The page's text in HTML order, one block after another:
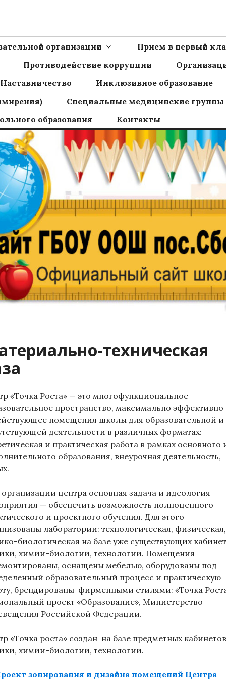
пос.Сборный
организации
Прием в первый
Противодействие коррупции
Наставничество
Инклюзивное образование
Специальные медицинские группы
образования
Контакты
техническая
«Точка Роста» — это многофункци­ональное
пространство, максимально эффективно
помещения школы для образовательной и
деятельности в различных форматах:
и практическая работа в рамках основного
образования, внеурочная деятельность,
центра основная задача и идеология
— обеспечить возмож­ность полноценного
и проектного обучения. Для этого
лаборатории: технологическая, физическая,
биологическая на базе уже существующих
химии-биологии, технологии. Помещения
оснащены мебелью, оборудованы под
об­разовательный процесс и практическую
брендированы фирменными стилями: «Точка
проект «Образование», Министерство
Российской Федерации.
«Точка роста» создан на базе предметных кабинетов
химии-биологии, технологии.
зонирования и дизайна помещений Центра